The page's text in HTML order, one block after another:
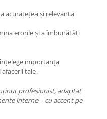
acuratețea și relevanța
erorile și a îmbunătăți
importanța
tale.
profesionist, adaptat
interne – cu accent pe